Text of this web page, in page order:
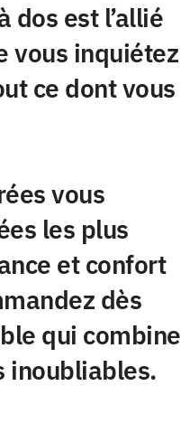
dos est l’allié
vous inquiétez
ce dont vous
vous
les plus
et confort
dès
qui combine
inoubliables.